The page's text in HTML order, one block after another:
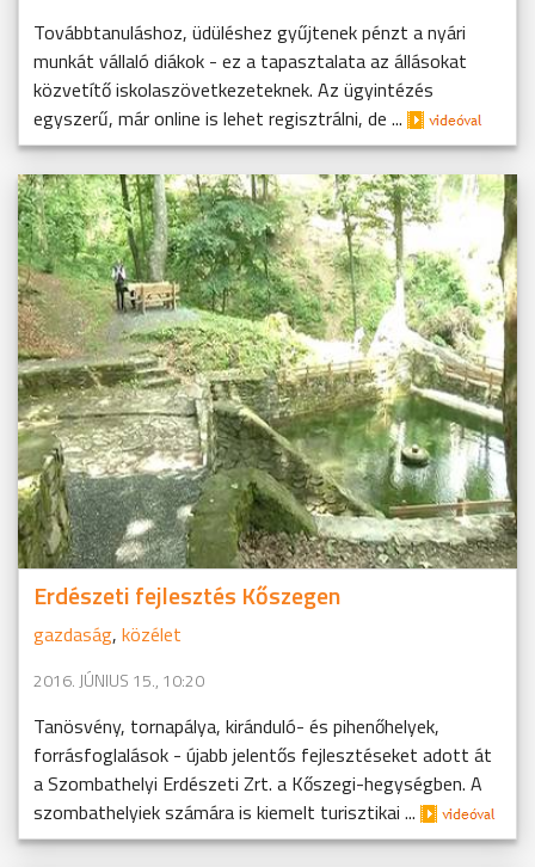
Továbbtanuláshoz, üdüléshez gyűjtenek pénzt a nyári
munkát vállaló diákok - ez a tapasztalata az állásokat
közvetítő iskolaszövetkezeteknek. Az ügyintézés
egyszerű, már online is lehet regisztrálni, de ...
Erdészeti fejlesztés Kőszegen
gazdaság, közélet
2016. JÚNIUS 15., 10:20
Tanösvény, tornapálya, kiránduló- és pihenőhelyek,
forrásfoglalások - újabb jelentős fejlesztéseket adott át
a Szombathelyi Erdészeti Zrt. a Kőszegi-hegységben. A
szombathelyiek számára is kiemelt turisztikai ...